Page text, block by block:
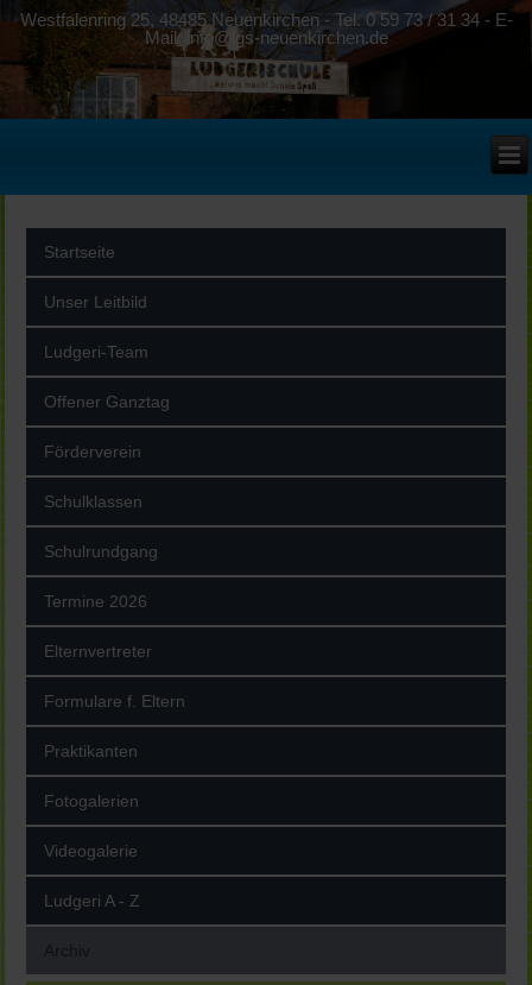
Westfalenring 25, 48485 Neuenkirchen - Tel. 0 59 73 / 31 34 - E-
Mail: info@lgs-neuenkirchen.de
Startseite
Unser Leitbild
Ludgeri-Team
Offener Ganztag
Förderverein
Schulklassen
Schulrundgang
Termine 2026
Elternvertreter
Formulare f. Eltern
Praktikanten
Fotogalerien
Videogalerie
Ludgeri A - Z